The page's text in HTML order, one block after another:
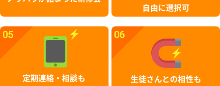
自由に選択可
05
定期連絡・相談も
06
生徒さんとの相性も